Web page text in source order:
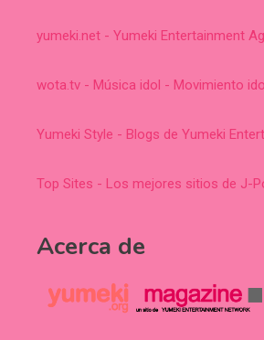
yumeki.net - Yumeki Entertainment
wota.tv - Música idol - Movimiento
Yumeki Style - Blogs de Yumeki
Top Sites - Los mejores sitios de J-
Acerca de